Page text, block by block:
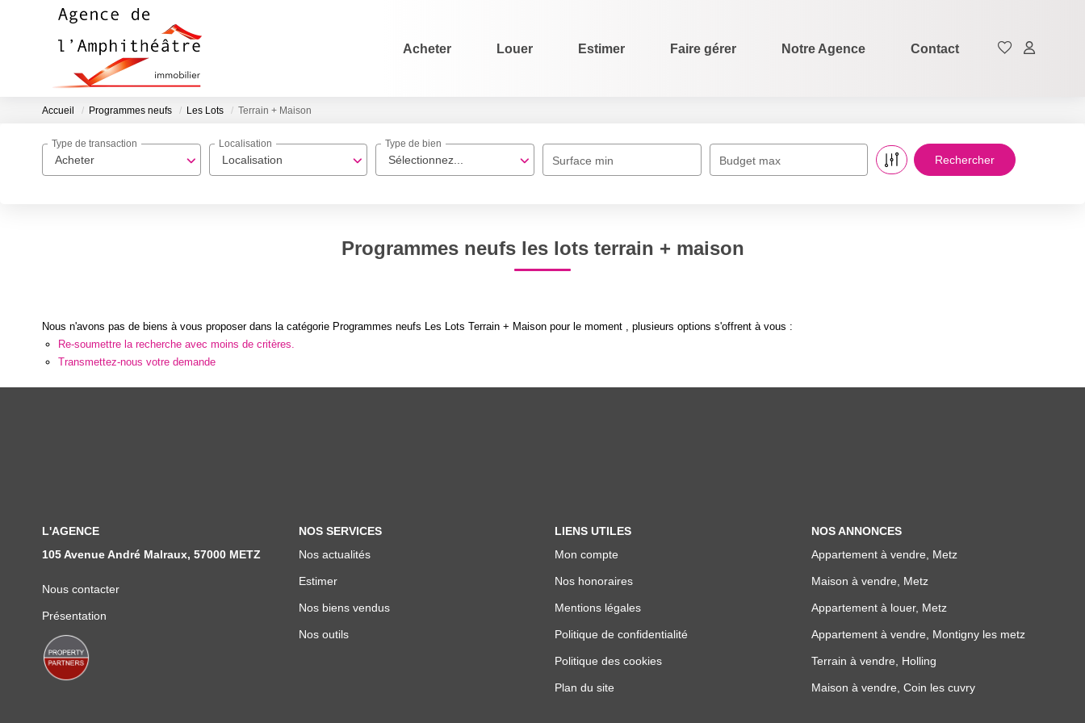
Acheter Louer Estimer Faire gérer Notre Agence Contact
Accueil Programmes neufs Les Lots Terrain + Maison
Acheter
Type de transaction
Localisation
Localisation
Sélectionnez...
Type de bien
Surface min Budget max
Programmes neufs les lots terrain + maison
Nous n'avons pas de biens à vous proposer dans la catégorie Programmes neufs Les Lots Terrain + Maison pour le moment , plusieurs options s'offrent à vous :
Re-soumettre la recherche avec moins de critères.
Transmettez-nous votre demande
L'AGENCE
105 Avenue André Malraux, 57000 METZ
Nous contacter
Présentation
NOS SERVICES
Nos actualités
Estimer
Nos biens vendus
Nos outils
LIENS UTILES
Mon compte
Nos honoraires
Mentions légales
Politique de confidentialité
Politique des cookies
Plan du site
NOS ANNONCES
Appartement à vendre, Metz
Maison à vendre, Metz
Appartement à louer, Metz
Appartement à vendre, Montigny les metz
Terrain à vendre, Holling
Maison à vendre, Coin les cuvry